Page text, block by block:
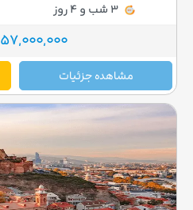
3 شب و 4 روز
57,000,000 تومان
مشاهده جزئیات